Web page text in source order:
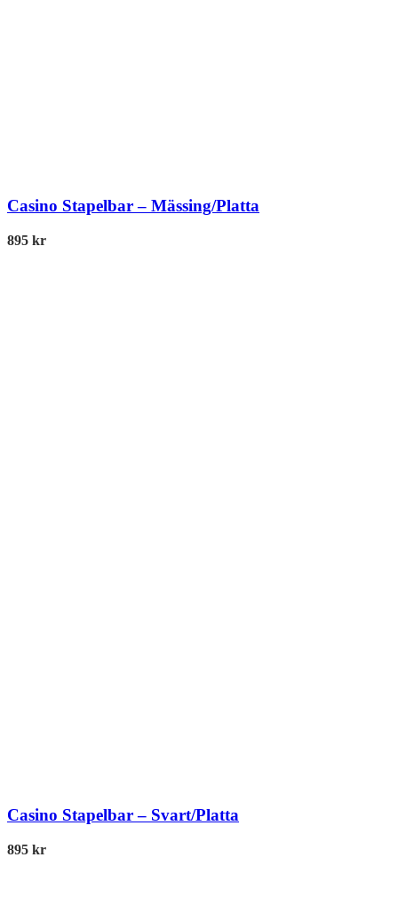
Casino Stapelbar – Mässing/Platta
895 kr
Casino Stapelbar – Svart/Platta
895 kr